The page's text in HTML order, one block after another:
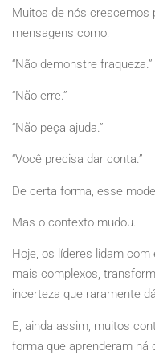
Muitos de nós crescemos
mensagens como:
“Não demonstre fraqueza.”
“Não erre.”
“Não peça ajuda.”
“Você precisa dar conta.”
De certa forma, esse
Mas o contexto mudou.
Hoje, os líderes lidam
mais complexos,
incerteza que raramente
E, ainda assim, muitos
forma que aprenderam há